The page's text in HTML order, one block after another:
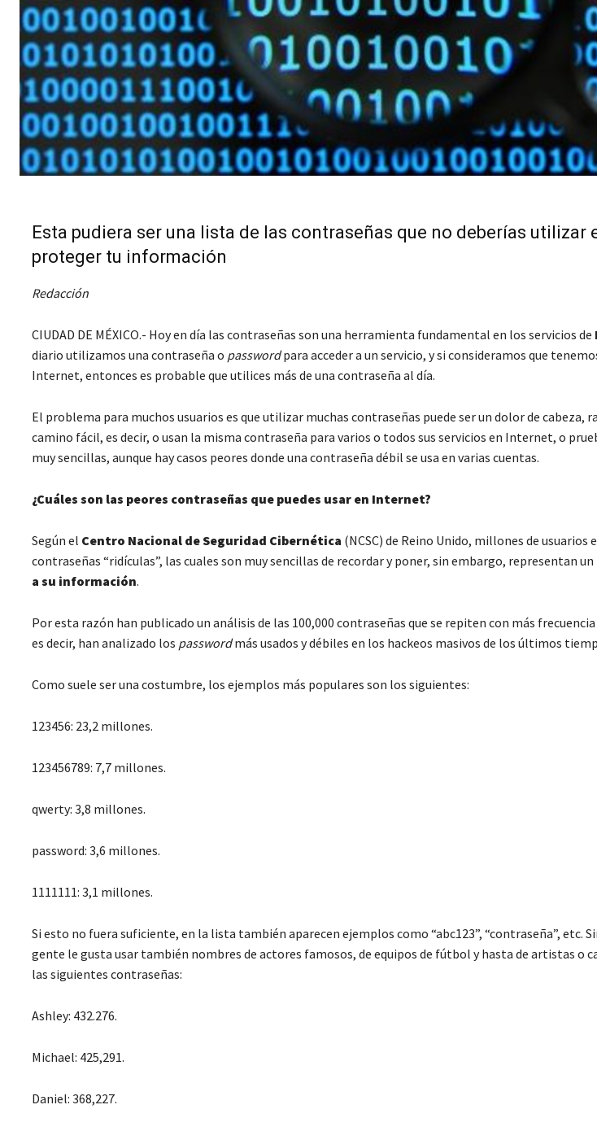
Esta pudiera ser una lista de las contraseñas que no deberías utilizar
proteger tu información
Redacción
CIUDAD DE MÉXICO.- Hoy en día las contraseñas son una herramienta fundamental en los servicios de
diario utilizamos una contraseña o passwordpara acceder a un servicio, y si consideramos que
Internet, entonces es probable que utilices más de una contraseña al día.
El problema para muchos usuarios es que utilizar muchas contraseñas puede ser un dolor de cabeza,
camino fácil, es decir, o usan la misma contraseña para varios o todos sus servicios en Internet, o
muy sencillas, aunque hay casos peores donde una contraseña débil se usa en varias cuentas.
¿Cuáles son las peores contraseñas que puedes usar en Internet?
Según el Centro Nacional de Seguridad Cibernética (NCSC) de Reino Unido, millones de usuarios
contraseñas “ridículas”, las cuales son muy sencillas de recordar y poner, sin embargo, representan un
a su información.
Por esta razón han publicado un análisis de las 100,000 contraseñas que se repiten con más frecuencia
es decir, han analizado los passwordmás usados y débiles en los hackeos masivos de los últimos
Como suele ser una costumbre, los ejemplos más populares son los siguientes:
123456: 23,2 millones.
123456789: 7,7 millones.
qwerty: 3,8 millones.
password: 3,6 millones.
1111111: 3,1 millones.
Si esto no fuera suficiente, en la lista también aparecen ejemplos como “abc123”, “contraseña”, etc.
gente le gusta usar también nombres de actores famosos, de equipos de fútbol y hasta de artistas o
las siguientes contraseñas:
Ashley: 432.276.
Michael: 425,291.
Daniel: 368,227.